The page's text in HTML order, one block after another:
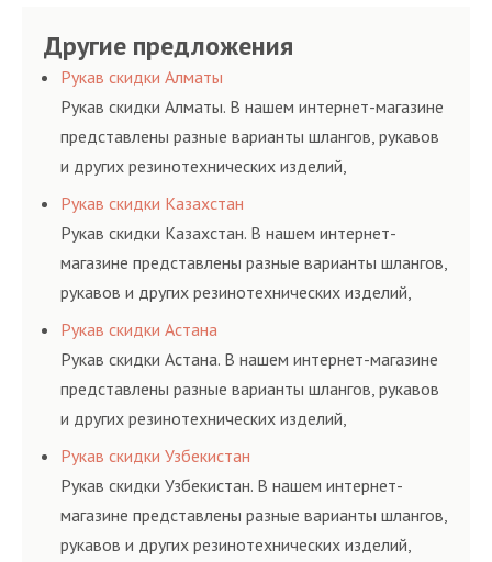
предприятия.
основе либо на
условиях
долговременного
комплексного
обслуживания
давления. Ремонт
высококвалифицирован
ными спецами, которые
помогут решить любую
Другие предложения
Рукав скидки Алматы
Рукав скидки Алматы. В нашем интернет-магазине
представлены разные варианты шлангов, рукавов
и других резинотехнических изделий,
соответствующих ГОСТам, техническим условиям
и нормативам.
Рукав скидки Казахстан
Рукав скидки Казахстан. В нашем интернет-
магазине представлены разные варианты шлангов,
рукавов и других резинотехнических изделий,
соответствующих ГОСТам, техническим условиям
и нормативам.
Рукав скидки Астана
Рукав скидки Астана. В нашем интернет-магазине
представлены разные варианты шлангов, рукавов
и других резинотехнических изделий,
соответствующих ГОСТам, техническим условиям
и нормативам.
Рукав скидки Узбекистан
Рукав скидки Узбекистан. В нашем интернет-
магазине представлены разные варианты шлангов,
рукавов и других резинотехнических изделий,